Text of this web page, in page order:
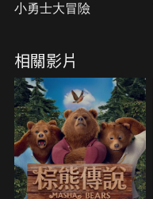
小勇士大冒險
相關影片